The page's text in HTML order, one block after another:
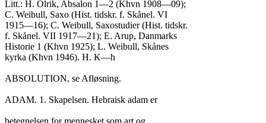
Litt.: H. Olrik, Absalon 1—2 (Khvn 1908—09);
C. Weibull, Saxo (Hist. tidskr. f. Skånel. VI
1915—16); C. Weibull, Saxostudier (Hist. tidskr.
f. Skånel. VII 1917—21); E. Arup, Danmarks
Historie 1 (Khvn 1925); L. Weibull, Skånes
kyrka (Khvn 1946). H. K—h
ABSOLUTION, se Afløsning.
ADAM. 1. Skapelsen. Hebraisk adam er
betegnelsen for mennesket som art og